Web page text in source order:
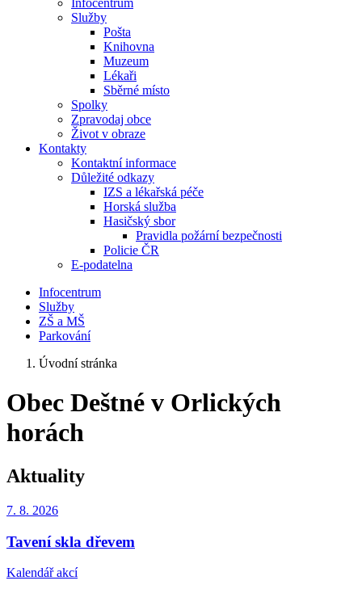
Infocentrum
Služby
Pošta
Knihovna
Muzeum
Lékaři
Sběrné místo
Spolky
Zpravodaj obce
Život v obraze
Kontakty
Kontaktní informace
Důležité odkazy
IZS a lékařská péče
Horská služba
Hasičský sbor
Pravidla požární bezpečnosti
Policie ČR
E-podatelna
Infocentrum
Služby
ZŠ a MŠ
Parkování
Úvodní stránka
Obec Deštné v Orlických
horách
Aktuality
7. 8. 2026
Tavení skla dřevem
Kalendář akcí